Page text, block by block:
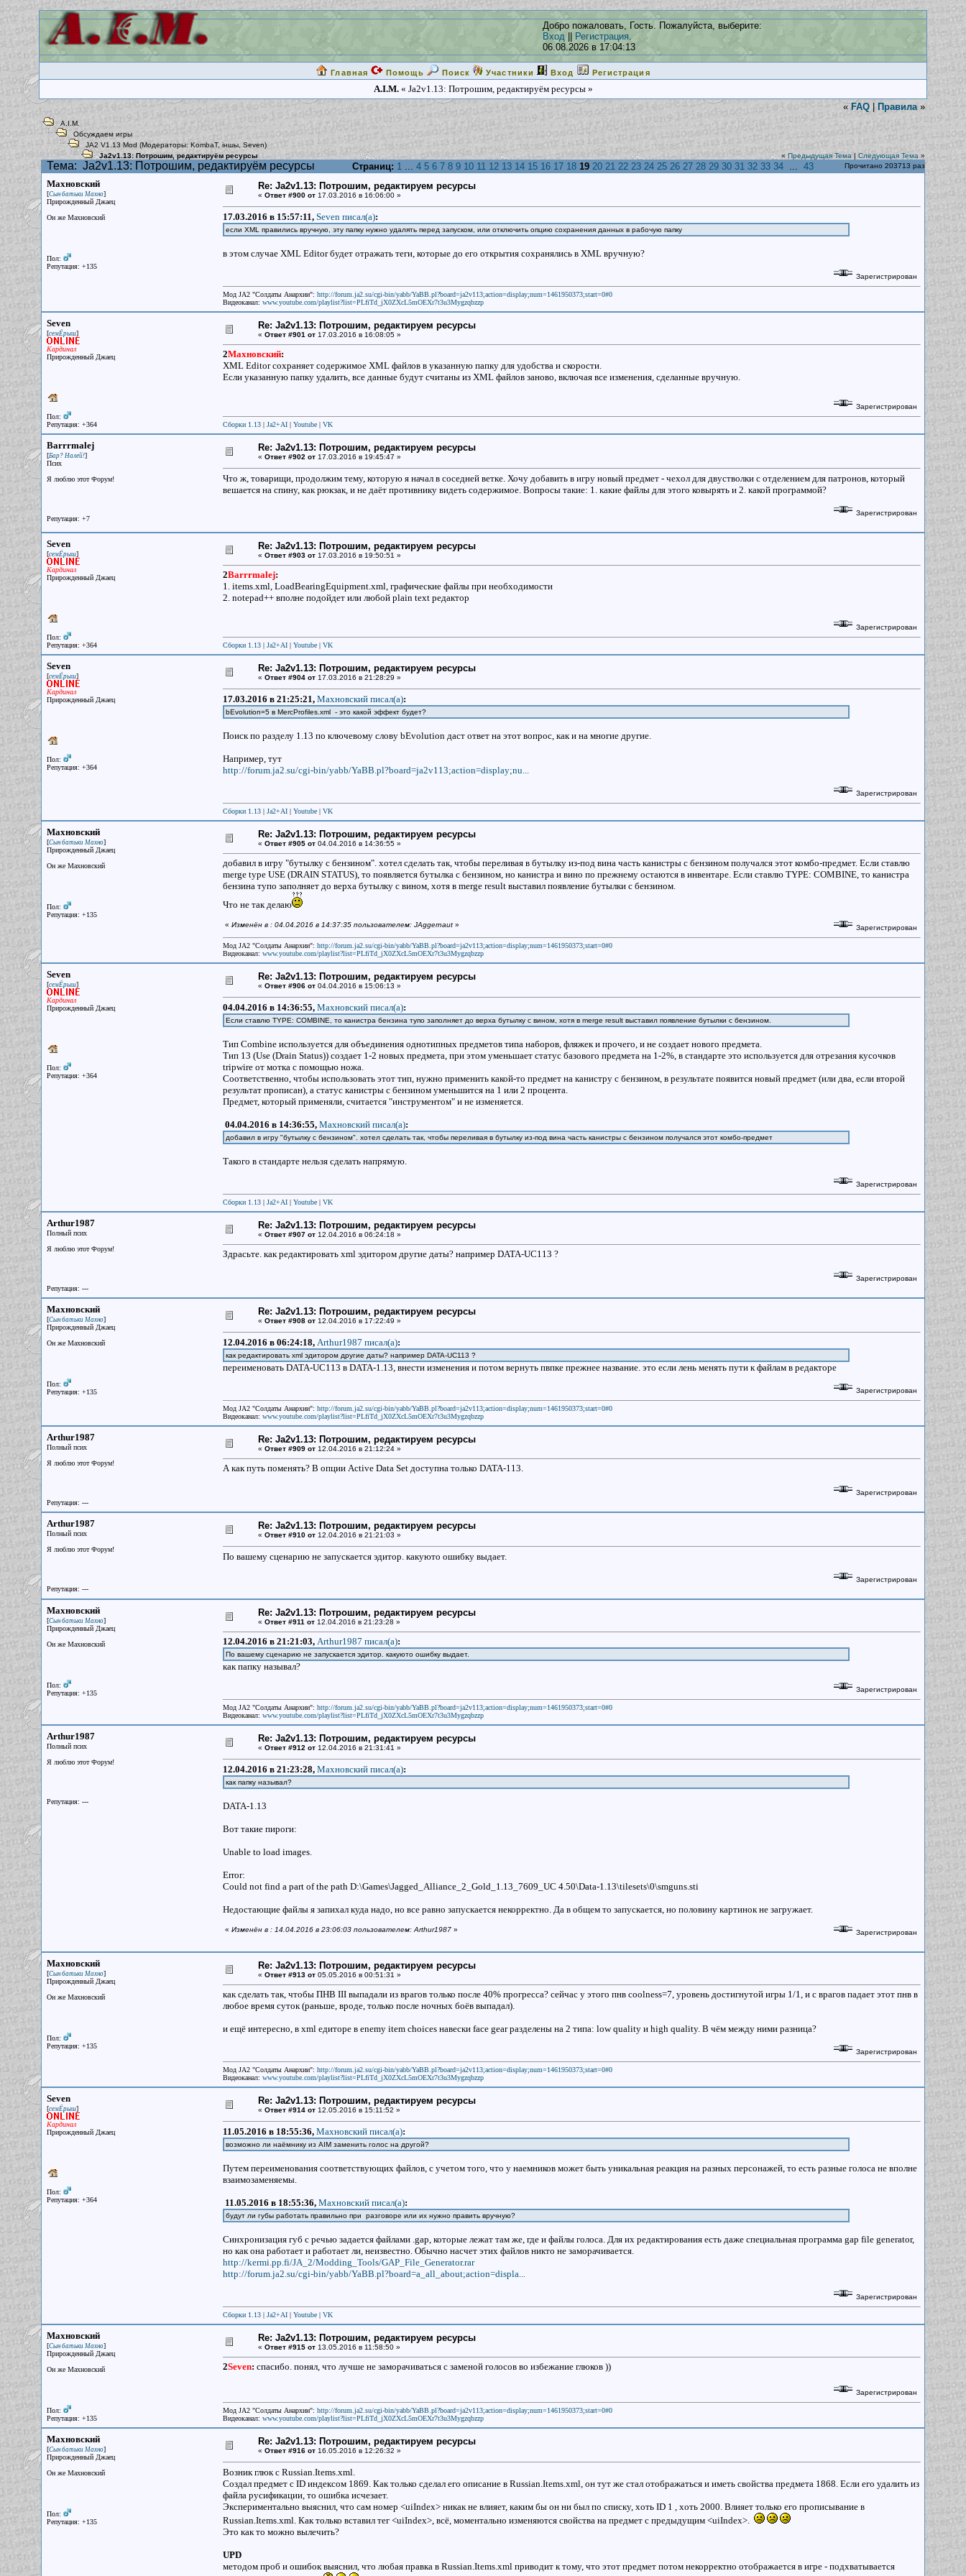
Добро пожаловать, Гость. Пожалуйста, выберите:
Вход
Регистрация.
06.08.2026 в 17:04:13
Главная Помощь Поиск Участники Вход Регистрация
A.I.M.« Ja2v1.13: Потрошим, редактируём ресурсы »
« FAQ | Правила »
A.I.M.
Обсуждаем игры
JA2 V1.13 Mod (Модераторы:KombaT, iншы Seven)
Ja2v1.13: Потрошим, редактируём ресурсы
« Предыдущая Тема | Следующая Тема »
Тема: Ja2v1.13: Потрошим, редактируём ресурсы Страниц: 1 ... 4 5 6 7 8 9 10 11 12 13 14 15 16 17 18 19 20 21 22 23 24 25 26 27 28 29 30 31 32 33 34 ... 43 Прочитано 203713 раз
Махновский
[Сын батьки Махно]
Прирожденный Джаец
Он же Махновский
Пол:
Репутация: +135
Re: Ja2v1.13: Потрошим, редактируем ресурсы
« Ответ #900 от 17.03.2016 в 16:06:00 »
17.03.2016 в 15:57:11, Seven писал(a):
если XML правились вручную, эту папку нужно удалять перед запуском, или отключить опцию сохранения данных в рабочую папку
в этом случае XML Editor будет отражать теги, которые до его открытия сохранялись в XML вручную?
Зарегистрирован
Мод JA2 "Солдаты Анархии": http://forum.ja2.su/cgi-bin/yabb/YaBB.pl?board=ja2v113;action=display;num=1461950373;start=0#0
Видеоканал: www.youtube.com/playlist?list=PLfiTd_jX0ZXcL5mOEXr7t3u3Mygzqbzzp
Seven
[семЁрыш]
Кардинал
Прирожденный Джаец
Пол:
Репутация: +364
Re: Ja2v1.13: Потрошим, редактируем ресурсы
« Ответ #901 от 17.03.2016 в 16:08:05 »
2Махновский:
XML Editor сохраняет содержимое XML файлов в указанную папку для удобства и скорости.
Если указанную папку удалить, все данные будут считаны из XML файлов заново, включая все изменения, сделанные вручную.
Зарегистрирован
Сборки 1.13 | Ja2+AI | Youtube | VK
Barrrmalej
[Бар? Налей!]
Псих
Я люблю этот Форум!
Репутация: +7
Re: Ja2v1.13: Потрошим, редактируем ресурсы
« Ответ #902 от 17.03.2016 в 19:45:47 »
Что ж, товарищи, продолжим тему, которую я начал в соседней ветке. Хочу добавить в игру новый предмет - чехол для двустволки с отделением для патронов, который
вешается на спину, как рюкзак, и не даёт противнику видеть содержимое. Вопросы такие: 1. какие файлы для этого ковырять и 2. какой программой?
Зарегистрирован
Seven
[семЁрыш]
Кардинал
Прирожденный Джаец
Пол:
Репутация: +364
Re: Ja2v1.13: Потрошим, редактируем ресурсы
« Ответ #903 от 17.03.2016 в 19:50:51 »
2Barrrmalej:
1. items.xml, LoadBearingEquipment.xml, графические файлы при необходимости
2. notepad++ вполне подойдет или любой plain text редактор
Зарегистрирован
Сборки 1.13 | Ja2+AI | Youtube | VK
Seven
[семЁрыш]
Кардинал
Прирожденный Джаец
Пол:
Репутация: +364
Re: Ja2v1.13: Потрошим, редактируем ресурсы
« Ответ #904 от 17.03.2016 в 21:28:29 »
17.03.2016 в 21:25:21, Махновский писал(a):
bEvolution=5 в MercProfiles.xml - это какой эффект будет?
Поиск по разделу 1.13 по ключевому слову bEvolution даст ответ на этот вопрос, как и на многие другие.
Например, тут
http://forum.ja2.su/cgi-bin/yabb/YaBB.pl?board=ja2v113;action=display;nu...
Зарегистрирован
Сборки 1.13 | Ja2+AI | Youtube | VK
Махновский
[Сын батьки Махно]
Прирожденный Джаец
Он же Махновский
Пол:
Репутация: +135
Re: Ja2v1.13: Потрошим, редактируем ресурсы
« Ответ #905 от 04.04.2016 в 14:36:55 »
добавил в игру "бутылку с бензином". хотел сделать так, чтобы переливая в бутылку из-под вина часть канистры с бензином получался этот комбо-предмет. Если ставлю
merge type USE (DRAIN STATUS), то появляется бутылка с бензином, но канистра и вино по прежнему остаются в инвентаре. Если ставлю TYPE: COMBINE, то канистра
бензина тупо заполняет до верха бутылку с вином, хотя в merge result выставил появление бутылки с бензином.
Что не так делаю
« Изменён в : 04.04.2016 в 14:37:35 пользователем: JAggernaut » Зарегистрирован
Мод JA2 "Солдаты Анархии": http://forum.ja2.su/cgi-bin/yabb/YaBB.pl?board=ja2v113;action=display;num=1461950373;start=0#0
Видеоканал: www.youtube.com/playlist?list=PLfiTd_jX0ZXcL5mOEXr7t3u3Mygzqbzzp
Seven
[семЁрыш]
Кардинал
Прирожденный Джаец
Пол:
Репутация: +364
Re: Ja2v1.13: Потрошим, редактируем ресурсы
« Ответ #906 от 04.04.2016 в 15:06:13 »
04.04.2016 в 14:36:55, Махновский писал(a):
Если ставлю TYPE: COMBINE, то канистра бензина тупо заполняет до верха бутылку с вином, хотя в merge result выставил появление бутылки с бензином.
Тип Combine используется для объединения однотипных предметов типа наборов, фляжек и прочего, и не создает нового предмета.
Тип 13 (Use (Drain Status)) создает 1-2 новых предмета, при этом уменьшает статус базового предмета на 1-2%, в стандарте это используется для отрезания кусочков
tripwire от мотка с помощью ножа.
Соответственно, чтобы использовать этот тип, нужно применить какой-то предмет на канистру с бензином, в результате появится новый предмет (или два, если второй
результат прописан), а статус канистры с бензином уменьшится на 1 или 2 процента.
Предмет, который применяли, считается "инструментом" и не изменяется.
04.04.2016 в 14:36:55, Махновский писал(a):
добавил в игру "бутылку с бензином". хотел сделать так, чтобы переливая в бутылку из-под вина часть канистры с бензином получался этот комбо-предмет
Такого в стандарте нельзя сделать напрямую.
Зарегистрирован
Сборки 1.13 | Ja2+AI | Youtube | VK
Arthur1987
Полный псих
Я люблю этот Форум!
Репутация: ---
Re: Ja2v1.13: Потрошим, редактируем ресурсы
« Ответ #907 от 12.04.2016 в 06:24:18 »
Здрасьте. как редактировать xml эдитором другие даты? например DATA-UC113 ?
Зарегистрирован
Махновский
[Сын батьки Махно]
Прирожденный Джаец
Он же Махновский
Пол:
Репутация: +135
Re: Ja2v1.13: Потрошим, редактируем ресурсы
« Ответ #908 от 12.04.2016 в 17:22:49 »
12.04.2016 в 06:24:18, Arthur1987 писал(a):
как редактировать xml эдитором другие даты? например DATA-UC113 ?
переименовать DATA-UC113 в DATA-1.13, внести изменения и потом вернуть пвпке прежнее название. это если лень менять пути к файлам в редакторе
Зарегистрирован
Мод JA2 "Солдаты Анархии": http://forum.ja2.su/cgi-bin/yabb/YaBB.pl?board=ja2v113;action=display;num=1461950373;start=0#0
Видеоканал: www.youtube.com/playlist?list=PLfiTd_jX0ZXcL5mOEXr7t3u3Mygzqbzzp
Arthur1987
Полный псих
Я люблю этот Форум!
Репутация: ---
Re: Ja2v1.13: Потрошим, редактируем ресурсы
« Ответ #909 от 12.04.2016 в 21:12:24 »
А как путь поменять? В опции Active Data Set доступна только DATA-113.
Зарегистрирован
Arthur1987
Полный псих
Я люблю этот Форум!
Репутация: ---
Re: Ja2v1.13: Потрошим, редактируем ресурсы
« Ответ #910 от 12.04.2016 в 21:21:03 »
По вашему сценарию не запускается эдитор. какуюто ошибку выдает.
Зарегистрирован
Махновский
[Сын батьки Махно]
Прирожденный Джаец
Он же Махновский
Пол:
Репутация: +135
Re: Ja2v1.13: Потрошим, редактируем ресурсы
« Ответ #911 от 12.04.2016 в 21:23:28 »
12.04.2016 в 21:21:03, Arthur1987 писал(a):
По вашему сценарию не запускается эдитор. какуюто ошибку выдает.
как папку называл?
Зарегистрирован
Мод JA2 "Солдаты Анархии": http://forum.ja2.su/cgi-bin/yabb/YaBB.pl?board=ja2v113;action=display;num=1461950373;start=0#0
Видеоканал: www.youtube.com/playlist?list=PLfiTd_jX0ZXcL5mOEXr7t3u3Mygzqbzzp
Arthur1987
Полный псих
Я люблю этот Форум!
Репутация: ---
Re: Ja2v1.13: Потрошим, редактируем ресурсы
« Ответ #912 от 12.04.2016 в 21:31:41 »
12.04.2016 в 21:23:28, Махновский писал(a):
как папку называл?
DATA-1.13
Вот такие пироги:
Unable to load images.
Error:
Could not find a part of the path D:\Games\Jagged_Alliance_2_Gold_1.13_7609_UC 4.50\Data-1.13\tilesets\0\smguns.sti
Недостающие файлы я запихал куда надо, но все равно запускается некорректно. Да в общем то запускается, но половину картинок не загружает.
« Изменён в : 14.04.2016 в 23:06:03 пользователем: Arthur1987 » Зарегистрирован
Махновский
[Сын батьки Махно]
Прирожденный Джаец
Он же Махновский
Пол:
Репутация: +135
Re: Ja2v1.13: Потрошим, редактируем ресурсы
« Ответ #913 от 05.05.2016 в 00:51:31 »
как сделать так, чтобы ПНВ III выпадали из врагов только после 40% прогресса? сейчас у этого пнв coolness=7, уровень достигнутой игры 1/1, и с врагов падает этот пнв в
любое время суток (раньше, вроде, только после ночных боёв выпадал).
и ещё интересно, в xml едиторе в enemy item choices навески face gear разделены на 2 типа: low quality и high quality. В чём между ними разница?
Зарегистрирован
Мод JA2 "Солдаты Анархии": http://forum.ja2.su/cgi-bin/yabb/YaBB.pl?board=ja2v113;action=display;num=1461950373;start=0#0
Видеоканал: www.youtube.com/playlist?list=PLfiTd_jX0ZXcL5mOEXr7t3u3Mygzqbzzp
Seven
[семЁрыш]
Кардинал
Прирожденный Джаец
Пол:
Репутация: +364
Re: Ja2v1.13: Потрошим, редактируем ресурсы
« Ответ #914 от 12.05.2016 в 15:11:52 »
11.05.2016 в 18:55:36, Махновский писал(a):
возможно ли наёмнику из AIM заменить голос на другой?
Путем переименования соответствующих файлов, с учетом того, что у наемников может быть уникальная реакция на разных персонажей, то есть разные голоса не вполне
взаимозаменяемы.
11.05.2016 в 18:55:36, Махновский писал(a):
будут ли губы работать правильно при разговоре или их нужно править вручную?
Синхронизация губ с речью задается файлами .gap, которые лежат там же, где и файлы голоса. Для их редактирования есть даже специальная программа gap file generator,
но как она работает и работает ли, неизвестно. Обычно насчет этих файлов никто не заморачивается.
http://kermi.pp.fi/JA_2/Modding_Tools/GAP_File_Generator.rar
http://forum.ja2.su/cgi-bin/yabb/YaBB.pl?board=a_all_about;action=displa...
Зарегистрирован
Сборки 1.13 | Ja2+AI | Youtube | VK
Махновский
[Сын батьки Махно]
Прирожденный Джаец
Он же Махновский
Пол:
Репутация: +135
Re: Ja2v1.13: Потрошим, редактируем ресурсы
« Ответ #915 от 13.05.2016 в 11:58:50 »
2Seven: спасибо. понял, что лучше не заморачиваться с заменой голосов во избежание глюков ))
Зарегистрирован
Мод JA2 "Солдаты Анархии": http://forum.ja2.su/cgi-bin/yabb/YaBB.pl?board=ja2v113;action=display;num=1461950373;start=0#0
Видеоканал: www.youtube.com/playlist?list=PLfiTd_jX0ZXcL5mOEXr7t3u3Mygzqbzzp
Махновский
[Сын батьки Махно]
Прирожденный Джаец
Он же Махновский
Пол:
Репутация: +135
Re: Ja2v1.13: Потрошим, редактируем ресурсы
« Ответ #916 от 16.05.2016 в 12:26:32 »
Возник глюк с Russian.Items.xml.
Создал предмет с ID индексом 1869. Как только сделал его описание в Russian.Items.xml, он тут же стал отображаться и иметь свойства предмета 1868. Если его удалить из
файла русификации, то ошибка исчезает.
Экспериментально выяснил, что сам номер <uiIndex> никак не влияет, каким бы он ни был по списку, хоть ID 1 , хоть 2000. Влияет только его прописывание в
Russian.Items.xml. Как только вставил тег <uiIndex>, всё, моментально изменяются свойства на предмет с предыдущим <uiIndex>.
Это как то можно вылечить?
UPD
методом проб и ошибок выяснил, что любая правка в Russian.Items.xml приводит к тому, что этот предмет потом некорректно отображается в игре - подхватывается